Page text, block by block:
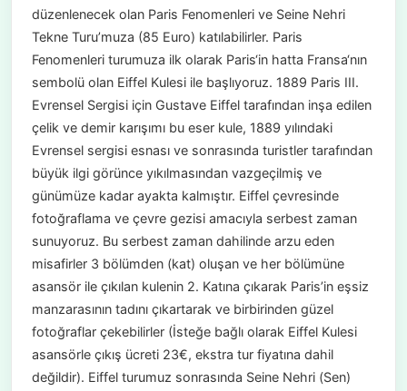
düzenlenecek olan Paris Fenomenleri ve Seine Nehri
Tekne Turu’muza (85 Euro) katılabilirler. Paris
Fenomenleri turumuza ilk olarak Paris‘in hatta Fransa‘nın
sembolü olan Eiffel Kulesi ile başlıyoruz. 1889 Paris III.
Evrensel Sergisi için Gustave Eiffel tarafından inşa edilen
çelik ve demir karışımı bu eser kule, 1889 yılındaki
Evrensel sergisi esnası ve sonrasında turistler tarafından
büyük ilgi görünce yıkılmasından vazgeçilmiş ve
günümüze kadar ayakta kalmıştır. Eiffel çevresinde
fotoğraflama ve çevre gezisi amacıyla serbest zaman
sunuyoruz. Bu serbest zaman dahilinde arzu eden
misafirler 3 bölümden (kat) oluşan ve her bölümüne
asansör ile çıkılan kulenin 2. Katına çıkarak Paris’in eşsiz
manzarasının tadını çıkartarak ve birbirinden güzel
fotoğraflar çekebilirler (İsteğe bağlı olarak Eiffel Kulesi
asansörle çıkış ücreti 23€, ekstra tur fiyatına dahil
değildir). Eiffel turumuz sonrasında Seine Nehri (Sen)